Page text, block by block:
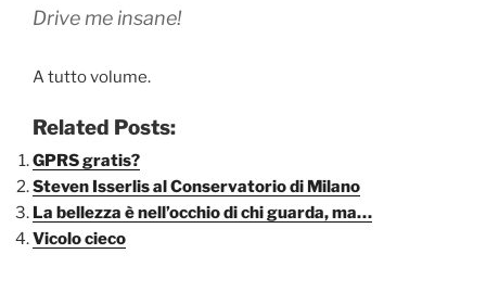
Drive me insane!
A tutto volume.
Related Posts:
GPRS gratis?
Steven Isserlis al Conservatorio di Milano
La bellezza è nell’occhio di chi guarda, ma…
Vicolo cieco